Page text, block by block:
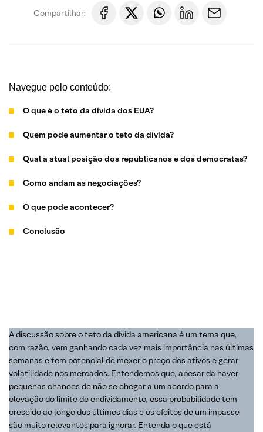
Compartilhar:
Navegue pelo conteúdo:
O que é o teto da dívida dos EUA?
Quem pode aumentar o teto da dívida?
Qual a atual posição dos republicanos e dos democratas?
Como andam as negociações?
O que pode acontecer?
Conclusão
A discussão sobre o teto da dívida americana é um tema que,
com razão, vem ganhando cada vez mais importância nas últimas
semanas e tem potencial de mexer o preço dos ativos e gerar
volatilidade nos mercados. Entendemos que, apesar da haver
pequenas chances de não se chegar a um acordo para a
elevação do limite de endividamento, essa probabilidade tem
crescido ao longo dos últimos dias e os efeitos de um impasse
são muito relevantes para ignorar. Entenda o que está